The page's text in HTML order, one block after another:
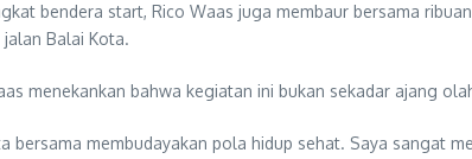
bendera start, Rico Waas juga membaur bersama
Balai Kota.
menekankan bahwa kegiatan ini bukan sekadar ajang
bersama membudayakan pola hidup sehat. Saya sangat